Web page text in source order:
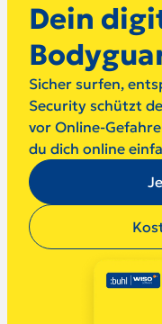
Dein
Sicher surfen,
Security schützt
vor Online-
du dich online